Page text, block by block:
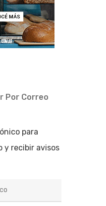
Por Correo
para
y recibir avisos